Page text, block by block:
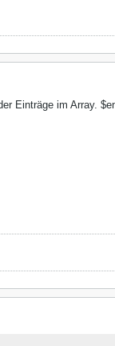
Einträge im Array.